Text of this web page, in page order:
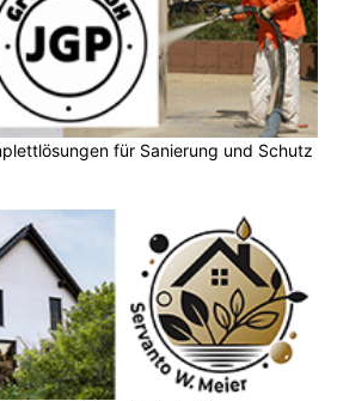
für Sanierung und Schutz